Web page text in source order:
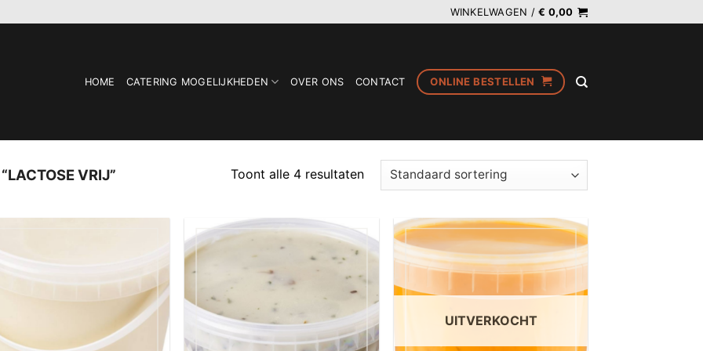
WINKELWAGEN /€ 0,00
HOME CATERING MOGELIJKHEDEN OVER ONS CONTACT ONLINE BESTELLEN
VRIJ” Toont alle 4 resultaten
UITVERKOCHT